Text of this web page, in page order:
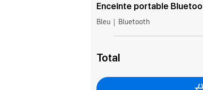
Enceinte portable
Bleu Bluetooth
Total